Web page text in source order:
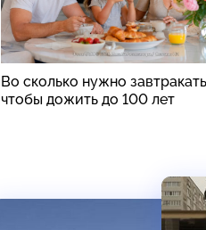
Во сколько нужно
чтобы дожить до 100 лет